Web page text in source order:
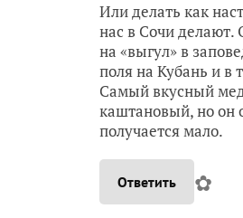
Или делать как
нас в Сочи делают.
на «выгул» в
поля на Кубань и в
Самый вкусный
каштановый, но он
получается мало.
Ответить ✿